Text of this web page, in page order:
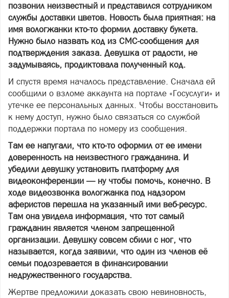
позвонил неизвестный и представился сотрудником
службы доставки цветов. Новость была приятная: на
имя вологжанки кто-то формил доставку букета.
Нужно было назвать код из СМС-сообщения для
подтверждения заказа. Девушка от радости, не
задумываясь, продиктовала полученный код.
И спустя время началось представление. Сначала ей
сообщили о взломе аккаунта на портале «Госуслуги» и
утечке ее персональных данных. Чтобы восстановить
к нему доступ, нужно было связаться со службой
поддержки портала по номеру из сообщения.
Там ее напугали, что кто-то оформил от ее имени
доверенность на неизвестного гражданина. И
убедили девушку установить платформу для
видеоконференции — ну чтобы помочь, конечно. В
ходе видеозвонка вологжанка под надзором
аферистов перешла на указанный ими веб-ресурс.
Там она увидела информация, что тот самый
гражданин является членом запрещенной
организации. Девушку совсем сбили с ног, что
называется, когда заявили, что один из членов её
семьи подозревается в финансировании
недружественного государства.
Жертве предложили доказать свою невиновность,